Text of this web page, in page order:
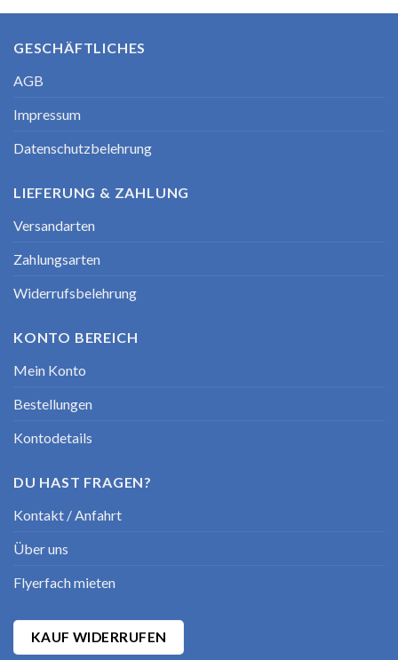
GESCHÄFTLICHES
AGB
Impressum
Datenschutzbelehrung
LIEFERUNG & ZAHLUNG
Versandarten
Zahlungsarten
Widerrufsbelehrung
KONTO BEREICH
Mein Konto
Bestellungen
Kontodetails
DU HAST FRAGEN?
Kontakt / Anfahrt
Über uns
Flyerfach mieten
KAUF WIDERRUFEN